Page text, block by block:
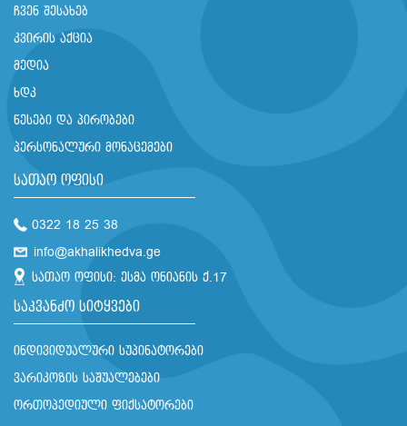
ჩვენ შესახებ
კვირის აქცია
მედია
ხდკ
წესები და პირობები
პერსონალური მონაცემები
სათაო ოფისი
0322 18 25 38
info@akhalikhedva.ge
სათაო ოფისი: ესმა ონიანის ქ.17
საკვანძო სიტყვები
ინდივიდუალური სუპინატორები
ვარიკოზის საშუალებები
ორთოპედიული ფიქსატორები